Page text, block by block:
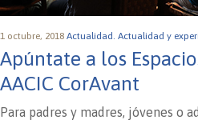
1 octubre, 2018 Actualidad. Actualidad y
Apúntate a los
AACIC CorAvant
Para padres y madres, jóvenes o